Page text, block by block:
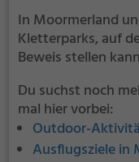
In Moormerland
Kletterparks, auf
Beweis stellen
Du suchst noch
mal hier vorbei:
Outdoor-
Ausflugsziele in